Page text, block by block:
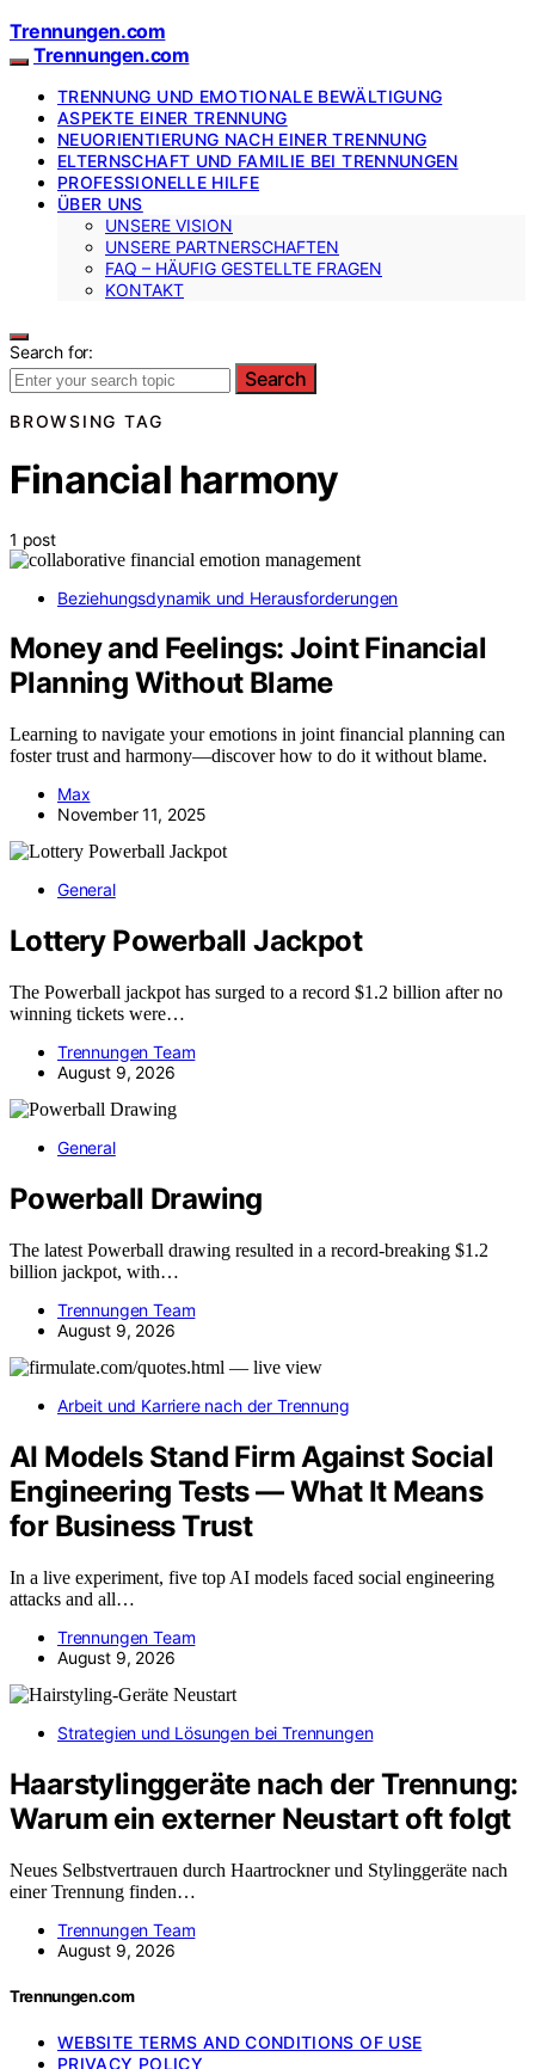
Trennungen.com
Trennungen.com
TRENNUNG UND EMOTIONALE BEWÄLTIGUNG
ASPEKTE EINER TRENNUNG
NEUORIENTIERUNG NACH EINER TRENNUNG
ELTERNSCHAFT UND FAMILIE BEI TRENNUNGEN
PROFESSIONELLE HILFE
ÜBER UNS
UNSERE VISION
UNSERE PARTNERSCHAFTEN
FAQ – HÄUFIG GESTELLTE FRAGEN
KONTAKT
Search for:
Search
BROWSING TAG
Financial harmony
1 post
Beziehungsdynamik und Herausforderungen
Money and Feelings: Joint Financial
Planning Without Blame
Learning to navigate your emotions in joint financial planning can
foster trust and harmony—discover how to do it without blame.
Max
November 11, 2025
General
Lottery Powerball Jackpot
The Powerball jackpot has surged to a record $1.2 billion after no
winning tickets were…
Trennungen Team
August 9, 2026
General
Powerball Drawing
The latest Powerball drawing resulted in a record-breaking $1.2
billion jackpot, with…
Trennungen Team
August 9, 2026
Arbeit und Karriere nach der Trennung
AI Models Stand Firm Against Social
Engineering Tests — What It Means
for Business Trust
In a live experiment, five top AI models faced social engineering
attacks and all…
Trennungen Team
August 9, 2026
Strategien und Lösungen bei Trennungen
Haarstylinggeräte nach der Trennung:
Warum ein externer Neustart oft folgt
Neues Selbstvertrauen durch Haartrockner und Stylinggeräte nach
einer Trennung finden…
Trennungen Team
August 9, 2026
Trennungen.com
WEBSITE TERMS AND CONDITIONS OF USE
PRIVACY POLICY